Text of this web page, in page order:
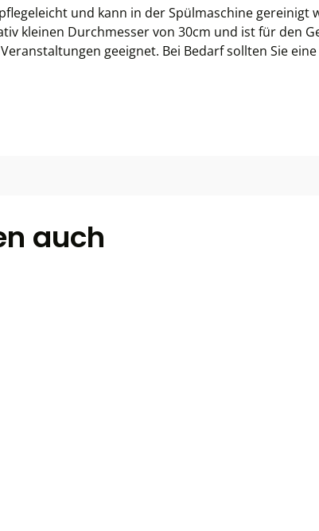
und kann in der Spülmaschine gereinigt
kleinen Durchmesser von 30cm und ist für den
geeignet. Bei Bedarf sollten Sie eine
auch